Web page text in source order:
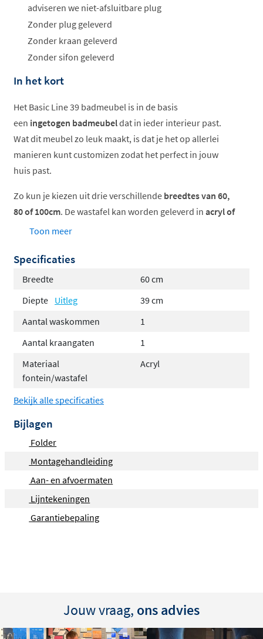
adviseren we niet-afsluitbare plug
Zonder plug geleverd
Zonder kraan geleverd
Zonder sifon geleverd
In het kort
Het Basic Line 39 badmeubel is in de basis
een ingetogen badmeubeldat in ieder interieur past.
Wat dit meubel zo leuk maakt, is dat je het op allerlei
manieren kunt customizen zodat het perfect in jouw
huis past.
Zo kun je kiezen uit drie verschillende breedtes van 60,
80 of 100cm. De wastafel kan worden geleverd in acryl of
keramiek . Kies je voor acryl, dan is er de mogelijkheid
wastafel kunt combineren met een inbouwkraan.
De MDF onderkast met twee lades is beschikbaar in drie
kleuren: Ice White, Whiskey Oak en Scotch Oak
kun je kiezen voor greeploze lades of lades met greep.
Als laatste kun je naar keuze eenbijpassende hoge
er de mogelijkheid om een spiegel of spiegelkast mee te
producten, zoals kranen, sifons en plugs, om je
badmeubel helemaal compleet te maken.
Toon meer
Specificaties
Breedte
60 cm
Diepte Uitleg
39 cm
Aantal waskommen
1
Aantal kraangaten
1
Materiaal
fontein/wastafel
Acryl
Bekijk alle specificaties
Bijlagen
Folder
Montagehandleiding
Aan- en afvoermaten
Lijntekeningen
Garantiebepaling
Jouw vraag, ons advies